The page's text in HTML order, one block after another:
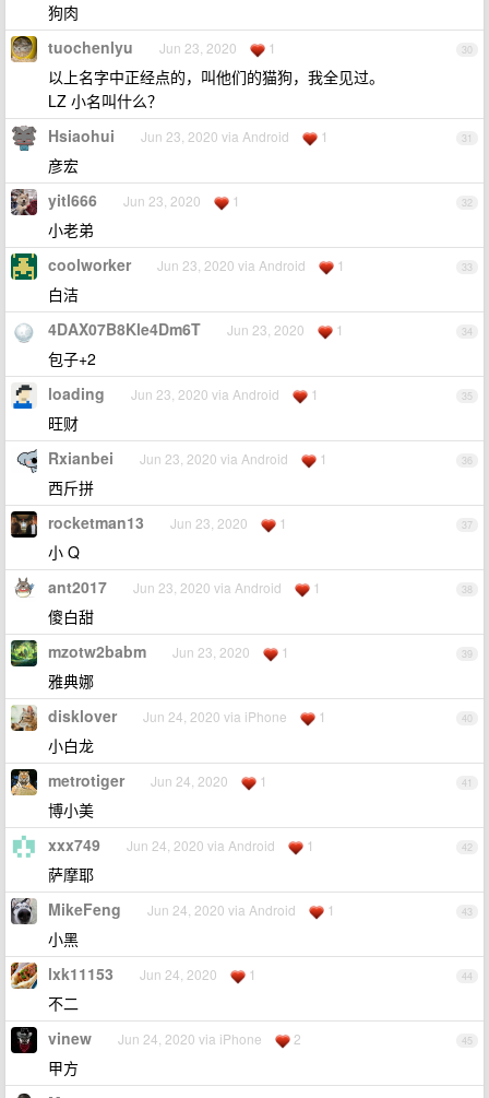
狗肉
30
tuochenlyu Jun 23, 2020 1
以上名字中正经点的，叫他们的猫狗，我全见过。
LZ 小名叫什么？
31
Hsiaohui Jun 23, 2020 via Android 1
彦宏
32
yitl666 Jun 23, 2020 1
小老弟
33
coolworker Jun 23, 2020 via Android 1
白洁
34
4DAX07B8Kle4Dm6T Jun 23, 2020 1
包子+2
35
loading Jun 23, 2020 via Android 1
旺财
36
Rxianbei Jun 23, 2020 via Android 1
西斤拼
37
rocketman13 Jun 23, 2020 1
小 Q
38
ant2017 Jun 23, 2020 via Android 1
傻白甜
39
mzotw2babm Jun 23, 2020 1
雅典娜
40
disklover Jun 24, 2020 via iPhone 1
小白龙
41
metrotiger Jun 24, 2020 1
博小美
42
xxx749 Jun 24, 2020 via Android 1
萨摩耶
43
MikeFeng Jun 24, 2020 via Android 1
小黑
44
lxk11153 Jun 24, 2020 1
不二
45
vinew Jun 24, 2020 via iPhone 2
甲方